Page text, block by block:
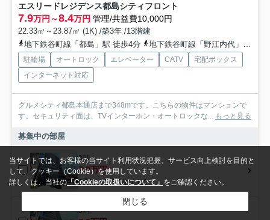
エスリードレジデンス都島シティフロント
7.9万円～8.4万円 管理/共益費10,000円
22.33㎡～23.87㎡ (1K) /築3年 /13階建
地下鉄谷町線「都島」駅 徒歩4分
地下鉄谷町線「野江内代」駅 徒歩10分
駐輪場 オートロック エレベーター CATV
宅配ボックス
インターネット対応
グルメシティ都島本通店まで348mです。こちらの物件はマンションで
す。セキュリティ面は、TVインターホン・オートロックな...
もっと見る
募集中の部屋
3階
7.9万円
3階 / 23.87㎡ / 1K
3階
当サイトでは、お客様の当サイト利用状況把握、サービス向上検討を目的と
して、クッキー（Cookie）を使用しています。
詳しくは、当社の「Cookieの取扱いについて」 をご確認ください。
閉じる